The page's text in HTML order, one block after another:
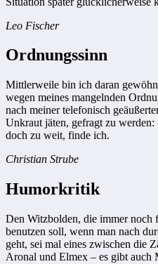
Leo Fischer
Ordnungssinn
Mittlerweile bin ich daran
wegen meines mangelnden
nach meiner telefonisch
Unkraut jäten, gefragt zu werden:
doch zu weit, finde ich.
Christian Strube
Humorkritik
Den Witzbolden, die immer noch
benutzen soll, wenn man nach
geht, sei mal eines zwischen die
Aronal und Elmex – es gibt auch